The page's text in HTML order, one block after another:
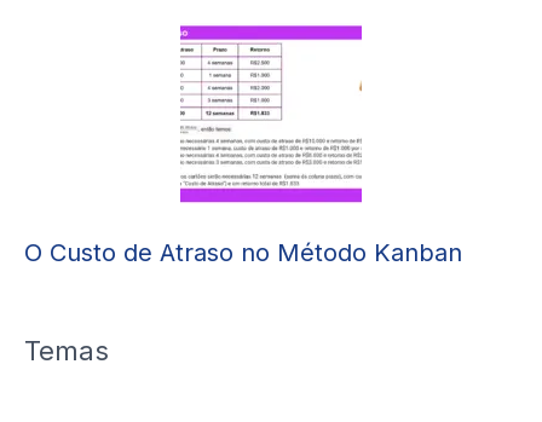
O Custo de Atraso no Método Kanban
Temas